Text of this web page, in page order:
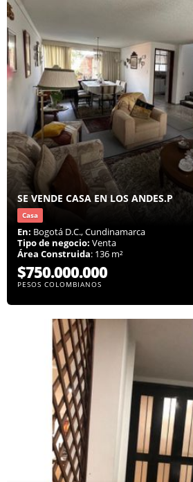
SE VENDE CASA EN LOS ANDES.P
Casa
En: Bogotá D.C., Cundinamarca
Tipo de negocio: Venta
Área Construida: 136 m²
$750.000.000
PESOS COLOMBIANOS